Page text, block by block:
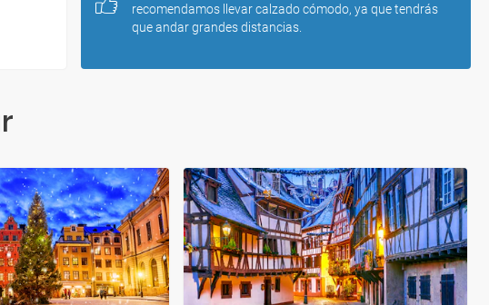
recomendamos llevar calzado cómodo, ya que tendrás
que andar grandes distancias.